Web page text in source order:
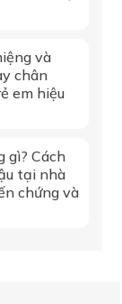
và
chân
em hiệu
gì? Cách
tại nhà
chứng và